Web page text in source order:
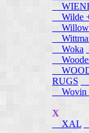
Wilde
Woka
RUGS
Wovin
X
XAL